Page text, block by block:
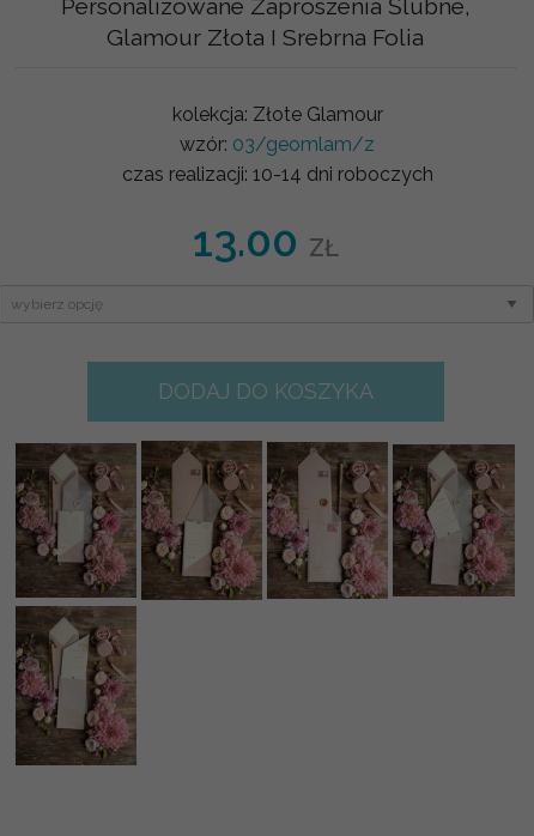
Personalizowane Zaproszenia Ślubne,
Glamour Złota I Srebrna Folia
kolekcja: Złote Glamour
wzór: 03/geomlam/z
czas realizacji: 10-14 dni roboczych
13.00 ZŁ
DODAJ DO KOSZYKA